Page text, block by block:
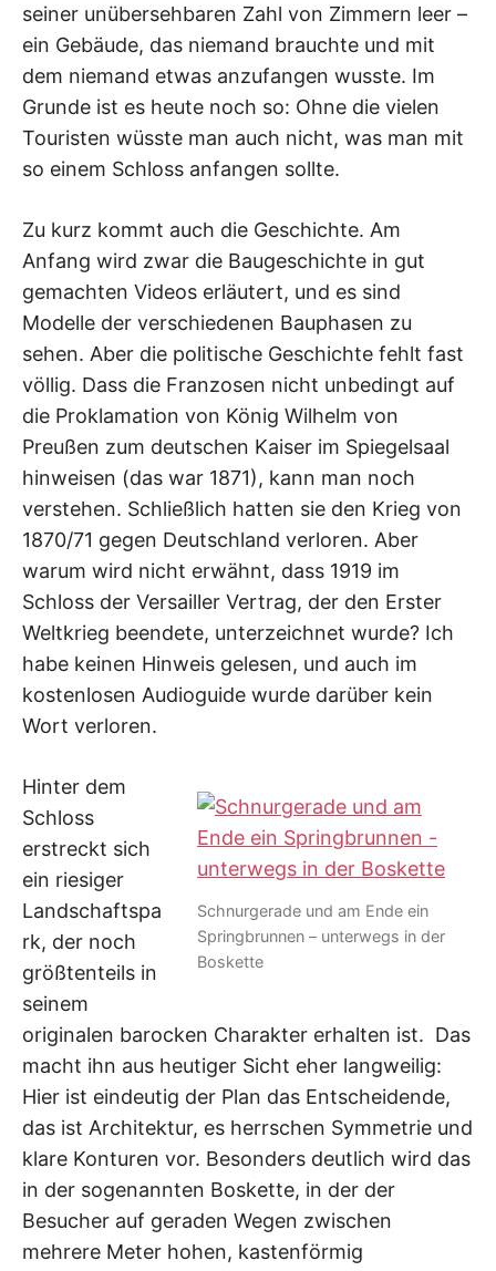
seiner unübersehbaren Zahl von Zimmern leer –
ein Gebäude, das niemand brauchte und mit
dem niemand etwas anzufangen wusste. Im
Grunde ist es heute noch so: Ohne die vielen
Touristen wüsste man auch nicht, was man mit
so einem Schloss anfangen sollte.
Zu kurz kommt auch die Geschichte. Am
Anfang wird zwar die Baugeschichte in gut
gemachten Videos erläutert, und es sind
Modelle der verschiedenen Bauphasen zu
sehen. Aber die politische Geschichte fehlt fast
völlig. Dass die Franzosen nicht unbedingt auf
die Proklamation von König Wilhelm von
Preußen zum deutschen Kaiser im Spiegelsaal
hinweisen (das war 1871), kann man noch
verstehen. Schließlich hatten sie den Krieg von
1870/71 gegen Deutschland verloren. Aber
warum wird nicht erwähnt, dass 1919 im
Schloss der Versailler Vertrag, der den Erster
Weltkrieg beendete, unterzeichnet wurde? Ich
habe keinen Hinweis gelesen, und auch im
kostenlosen Audioguide wurde darüber kein
Wort verloren.
Schnurgerade und am Ende ein
Springbrunnen – unterwegs in der
Boskette
Hinter dem
Schloss
erstreckt sich
ein riesiger
Landschaftspa
rk, der noch
größtenteils in
seinem
originalen barocken Charakter erhalten ist. Das
macht ihn aus heutiger Sicht eher langweilig:
Hier ist eindeutig der Plan das Entscheidende,
das ist Architektur, es herrschen Symmetrie und
klare Konturen vor. Besonders deutlich wird das
in der sogenannten Boskette, in der der
Besucher auf geraden Wegen zwischen
mehrere Meter hohen, kastenförmig